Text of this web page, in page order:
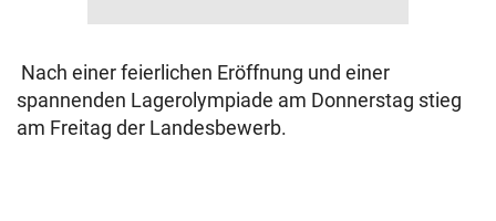
Nach einer feierlichen Eröffnung und einer
spannenden Lagerolympiade am Donnerstag stieg
am Freitag der Landesbewerb.